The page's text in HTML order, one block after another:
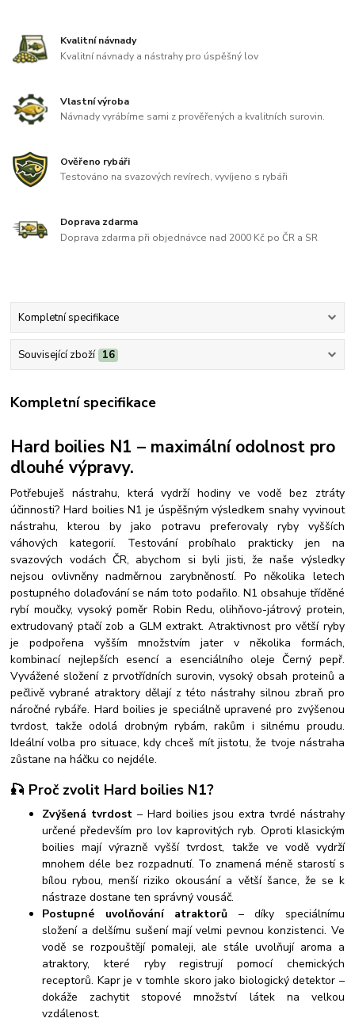
Kvalitní návnady
Kvalitní návnady a nástrahy pro úspěšný lov
Vlastní výroba
Návnady vyrábíme sami z prověřených a kvalitních surovin.
Ověřeno rybáři
Testováno na svazových revírech, vyvíjeno s rybáři
Doprava zdarma
Doprava zdarma při objednávce nad 2000 Kč po ČR a SR
Kompletní specifikace
Související zboží 16
Kompletní specifikace
Hard boilies N1 – maximální odolnost pro
dlouhé výpravy.
Potřebuješ nástrahu, která vydrží hodiny ve vodě bez ztráty
účinnosti? Hard boilies N1 je úspěšným výsledkem snahy vyvinout
nástrahu, kterou by jako potravu preferovaly ryby vyšších
váhových kategorií. Testování probíhalo prakticky jen na
svazových vodách ČR, abychom si byli jisti, že naše výsledky
nejsou ovlivněny nadměrnou zarybněností. Po několika letech
postupného dolaďování se nám toto podařilo. N1 obsahuje tříděné
rybí moučky, vysoký poměr Robin Redu, olihňovo-játrový protein,
extrudovaný ptačí zob a GLM extrakt. Atraktivnost pro větší ryby
je podpořena vyšším množstvím jater v několika formách,
kombinací nejlepších esencí a esenciálního oleje Černý pepř.
Vyvážené složení z prvotřídních surovin, vysoký obsah proteinů a
pečlivě vybrané atraktory dělají z této nástrahy silnou zbraň pro
náročné rybáře. Hard boilies je speciálně upravené pro zvýšenou
tvrdost, takže odolá drobným rybám, rakům i silnému proudu.
Ideální volba pro situace, kdy chceš mít jistotu, že tvoje nástraha
zůstane na háčku co nejdéle.
🎣 Proč zvolit Hard boilies N1?
Zvýšená tvrdost– Hard boilies jsou extra tvrdé nástrahy
určené především pro lov kaprovitých ryb. Oproti klasickým
boilies mají výrazně vyšší tvrdost, takže ve vodě vydrží
mnohem déle bez rozpadnutí. To znamená méně starostí s
bílou rybou, menší riziko okousání a větší šance, že se k
nástraze dostane ten správný vousáč.
Postupné uvolňování atraktorů – díky speciálnímu
složení a delšímu sušení mají velmi pevnou konzistenci. Ve
vodě se rozpouštějí pomaleji, ale stále uvolňují aroma a
atraktory, které ryby registrují pomocí chemických
receptorů. Kapr je v tomhle skoro jako biologický detektor –
dokáže zachytit stopové množství látek na velkou
vzdálenost.